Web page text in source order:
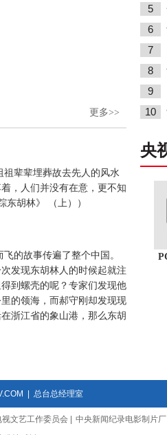
更多>>
辈辈埋葬故去先人的风水
，人们并没有在意，更不知
东胡林》 （上））
的故事传遍了整个中国。
发现东胡林人的时候起就注
到螺壳的呢？专家们发现他
的领海，而郝守刚却发现现
浙江省的象山港，那么东胡
5
6
7
8
9
10
央
总台总经理室
文艺工作委员会
中央新闻纪录电影制片厂